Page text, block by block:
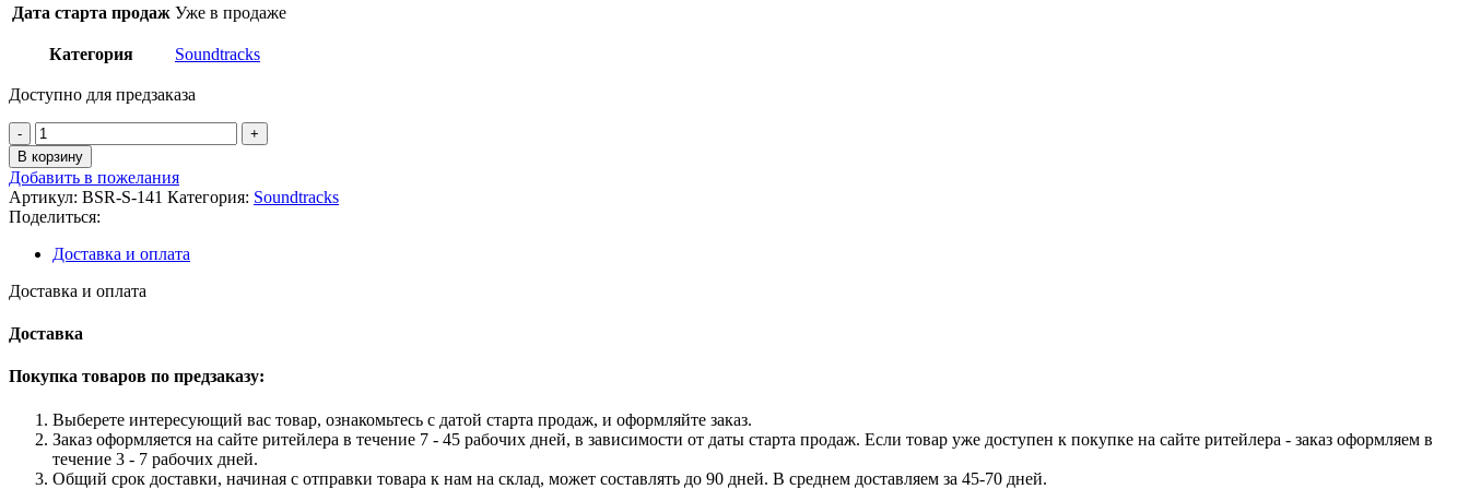
Дата старта продаж Уже в продаже
Категория Soundtracks
Доступно для предзаказа
Количество
товара
Invisible
Monsters
-
ITTA
(Original
Soundtrack)
В корзину
Добавить в пожелания
Артикул: BSR-S-141 Категория: Soundtracks
Поделиться:
Доставка и оплата
Доставка и оплата
Доставка
Покупка товаров по предзаказу:
Выберете интересующий вас товар, ознакомьтесь с датой старта продаж, и оформляйте заказ.
Заказ оформляется на сайте ритейлера в течение 7 - 45 рабочих дней, в зависимости от даты старта продаж. Если товар уже доступен к покупке на сайте ритейлера - заказ оформляем в
течение 3 - 7 рабочих дней.
Общий срок доставки, начиная с отправки товара к нам на склад, может составлять до 90 дней. В среднем доставляем за 45-70 дней.